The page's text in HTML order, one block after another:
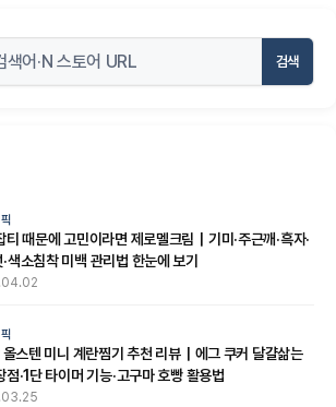
검색
티 때문에 고민이라면 제로멜크림｜기미·주근깨·흑자·
색소침착 미백 관리법 한눈에 보기
스텐 미니 계란찜기 추천 리뷰｜에그 쿠커 달걀삶는
점·1단 타이머 기능·고구마 호빵 활용법